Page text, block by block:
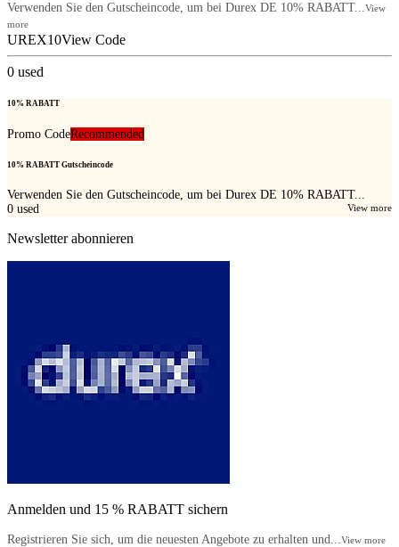
Verwenden Sie den Gutscheincode, um bei Durex DE 10% RABATT...View
more
UREX10View Code
0 used
10% RABATT
Promo CodeRecommended
10% RABATT Gutscheincode
Verwenden Sie den Gutscheincode, um bei Durex DE 10% RABATT...
View more
0 used
Newsletter abonnieren
Anmelden und 15 % RABATT sichern
Registrieren Sie sich, um die neuesten Angebote zu erhalten und...View more